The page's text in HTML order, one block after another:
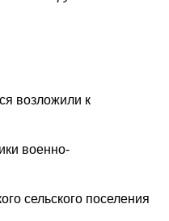
возложили к
военно-
сельского поселения